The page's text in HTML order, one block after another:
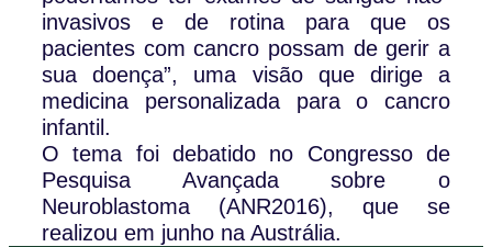
invasivos e de rotina para que os
pacientes com cancro possam de gerir a
sua doença”, uma visão que dirige a
medicina personalizada para o cancro
infantil.
O tema foi debatido no Congresso de
Pesquisa Avançada sobre o
Neuroblastoma (ANR2016), que se
realizou em junho na Austrália.